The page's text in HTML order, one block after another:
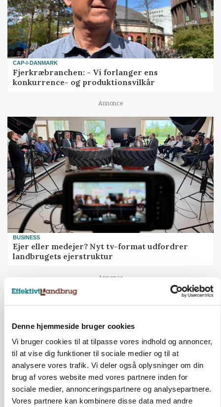
Denne hjemmeside bruger cookies
Vi bruger cookies til at tilpasse vores indhold og annoncer,
til at vise dig funktioner til sociale medier og til at
analysere vores trafik. Vi deler også oplysninger om din
brug af vores website med vores partnere inden for
sociale medier, annonceringspartnere og analysepartnere.
Vores partnere kan kombinere disse data med andre
CAP-I-DANMARK
Fjerkræbranchen: - Vi forlanger ens
konkurrence- og produktionsvilkår
Annonce
BUSINESS
Ejer eller medejer? Nyt tv-format udfordrer
landbrugets ejerstruktur
Annonce
Russisk mælkepris dykker 23 procent
Annonce
Loading...